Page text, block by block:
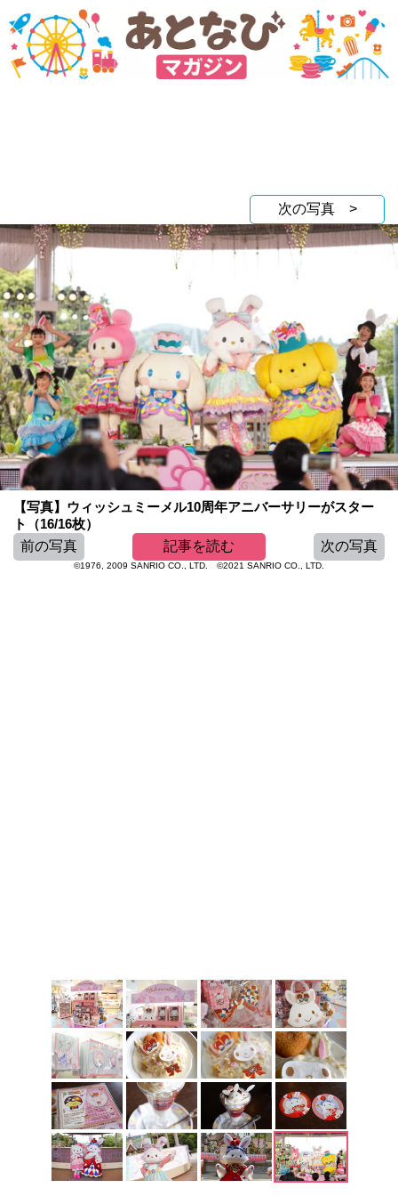
次の写真 >
【写真】ウィッシュミーメル10周年アニバーサリーがスター
ト（16/16枚）
前の写真
記事を読む 次の写真
©1976, 2009 SANRIO CO., LTD. ©2021 SANRIO CO., LTD.